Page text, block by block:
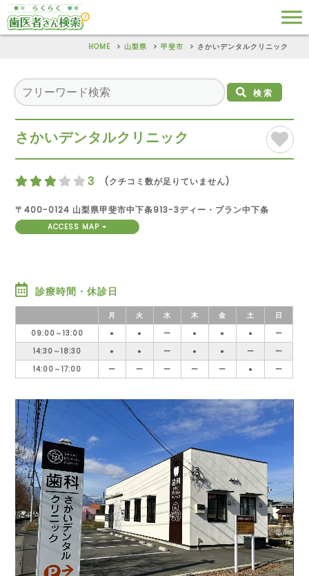
HOME 山梨県 甲斐市 さかいデンタルクリニック
検索
さかいデンタルクリニック
3 (クチコミ数が足りていません)
〒400-0124 山梨県甲斐市中下条913-3ディー・プラン中下条
ACCESS MAP
診療時間・休診日
月 火 水 木 金 土
日
09:00～13:00
● ● ー ● ● ●
ー
14:30～18:30
● ● ー ● ● ー
ー
14:00～17:00
ー ー ー ー ー ● ー